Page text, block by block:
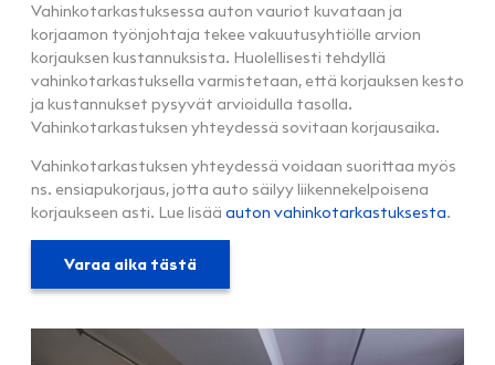
Vahinkotarkastuksessa auton vauriot kuvataan ja
korjaamon työnjohtaja tekee vakuutusyhtiölle arvion
korjauksen kustannuksista. Huolellisesti tehdyllä
vahinkotarkastuksella varmistetaan, että korjauksen kesto
ja kustannukset pysyvät arvioidulla tasolla.
Vahinkotarkastuksen yhteydessä sovitaan korjausaika.
Vahinkotarkastuksen yhteydessä voidaan suorittaa myös
ns. ensiapukorjaus, jotta auto säilyy liikennekelpoisena
korjaukseen asti. Lue lisää auton vahinkotarkastuksesta.
Varaa aika tästä